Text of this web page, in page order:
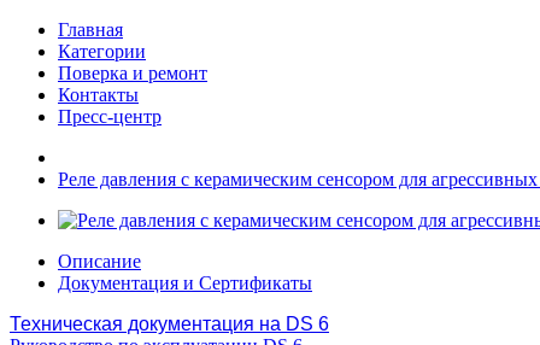
Главная
Категории
Поверка и ремонт
Контакты
Пресс-центр
Реле давления с керамическим сенсором для
Описание
Документация и Сертификаты
Техническая документация на DS 6